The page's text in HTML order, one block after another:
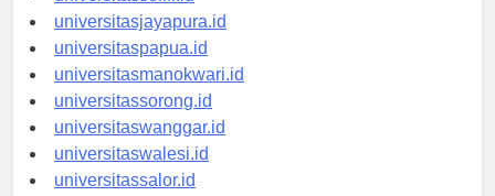
universitassofifi.id
universitasjayapura.id
universitaspapua.id
universitasmanokwari.id
universitassorong.id
universitaswanggar.id
universitaswalesi.id